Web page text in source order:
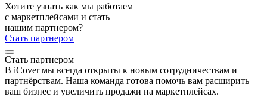
Хотите узнать как мы работаем
с маркетплейсами и стать
нашим партнером?
Стать партнером
Стать партнером
В iCover мы всегда открыты к новым сотрудничествам и
партнёрствам. Наша команда готова помочь вам расширить
ваш бизнес и увеличить продажи на маркетплейсах.